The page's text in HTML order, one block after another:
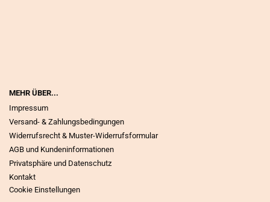
MEHR ÜBER...
Impressum
Versand- & Zahlungsbedingungen
Widerrufsrecht & Muster-Widerrufsformular
AGB und Kundeninformationen
Privatsphäre und Datenschutz
Kontakt
Cookie Einstellungen